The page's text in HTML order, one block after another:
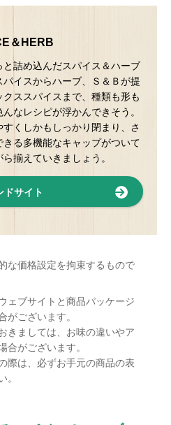
＆HERB
詰め込んだスパイス＆ハーブ
イスからハーブ、Ｓ＆Ｂが提
ススパイスまで、種類も形も
なレシピが浮かんできそう。
くしかもしっかり閉まり、さ
る多機能なキャップがついて
揃えていきましょう。
ドサイト
な価格設定を拘束するもので
ェブサイトと商品パッケージ
がございます。
きましては、お味の違いやア
合がございます。
際は、必ずお手元の商品の表
。